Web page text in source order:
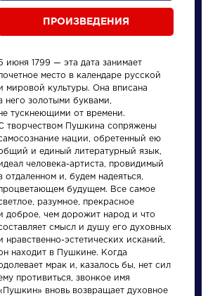
произведения
день
на
Вечернее
ПРОИЗВЕДЕНИЯ
июня 1799 — эта дата занимает
место в календаре русской
мировой культуры. Она вписана
него золотыми буквами,
тускнеющими от времени.
творчеством Пушкина сопряжены
нации, обретенный ею
и единый литературный язык,
человека-артиста, провидимый
отдаленном и, будем надеяться,
будущем. Все самое
разумное, прекрасное
доброе, чем дорожит народ и что
смысл и душу его духовных
нравственно-эстетических исканий,
находит в Пушкине. Когда
мрак и, казалось бы, нет сил
противиться, звонкое имя
вновь возвращает духовное